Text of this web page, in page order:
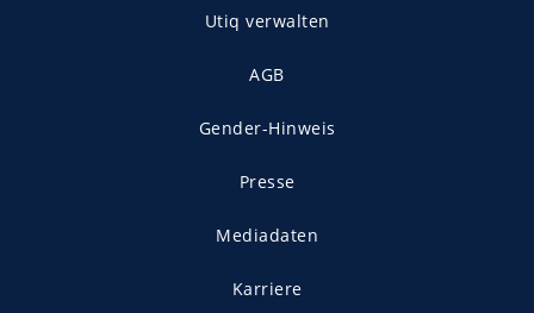
Utiq verwalten
AGB
Gender-Hinweis
Presse
Mediadaten
Karriere